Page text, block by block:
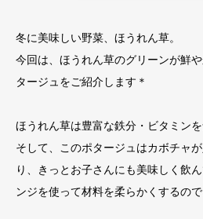
冬に美味しい野菜、ほうれん草。
今回は、ほうれん草のグリーンが鮮
タージュをご紹介します＊
ほうれん草は豊富な鉄分・ビタミン
そして、このポタージュはカボチャ
り、きっとお子さんにも美味しく飲
ンジを使って材料を柔らかくするの